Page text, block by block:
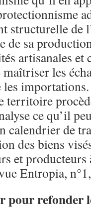
structurelle de
de sa
artisanales et
les
territoire
ce qu’il
calendrier de
des biens
et
Entropia,
pour refonder